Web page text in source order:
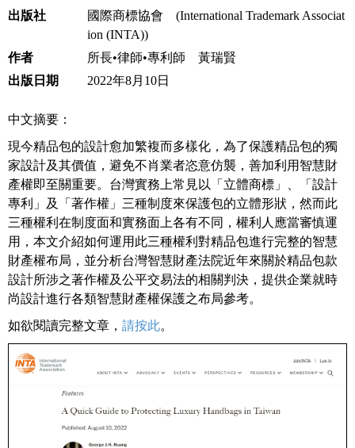
出版社
國際商標協會 (International Trademark Associat
ion (INTA))
作者
所長•律師•專利師 黃瑞賢
出版日期
2022年8月10日
中文摘要：
現今精品包的設計愈加繁複而多樣化，為了保護精品包的獨
家設計及其價值，避免不肖業者恣意仿襲，善加利用智慧財
產權即至關重要。台灣實務上常見以「立體商標」、「設計
專利」及「著作權」三種制度來保護包的立體形狀，然而此
三種權利在制度面和實務面上各有不同，權利人應當審慎運
用，本文介紹如何運用此三種權利對精品包進行完整的智慧
財產權布局，並分析台灣智慧財產法院近年來關於精品包款
設計所涉之著作權及公平交易法的相關判決，提供企業就時
尚設計進行各類智慧財產權保護之布局參考。
如欲閱讀完整文章， 請按此。